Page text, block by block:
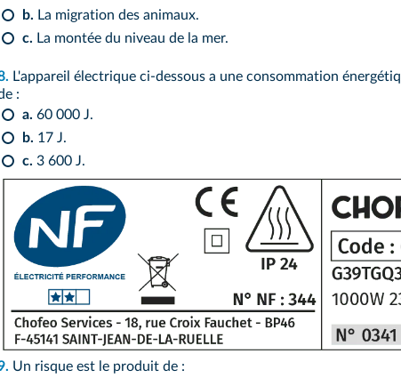
b. La migration des animaux.
c. La montée du niveau de la mer.
L'appareil électrique ci-dessous a une consommation
:
a. 60 000 J.
b. 17 J.
c. 3 600 J.
Un risque est le produit de :